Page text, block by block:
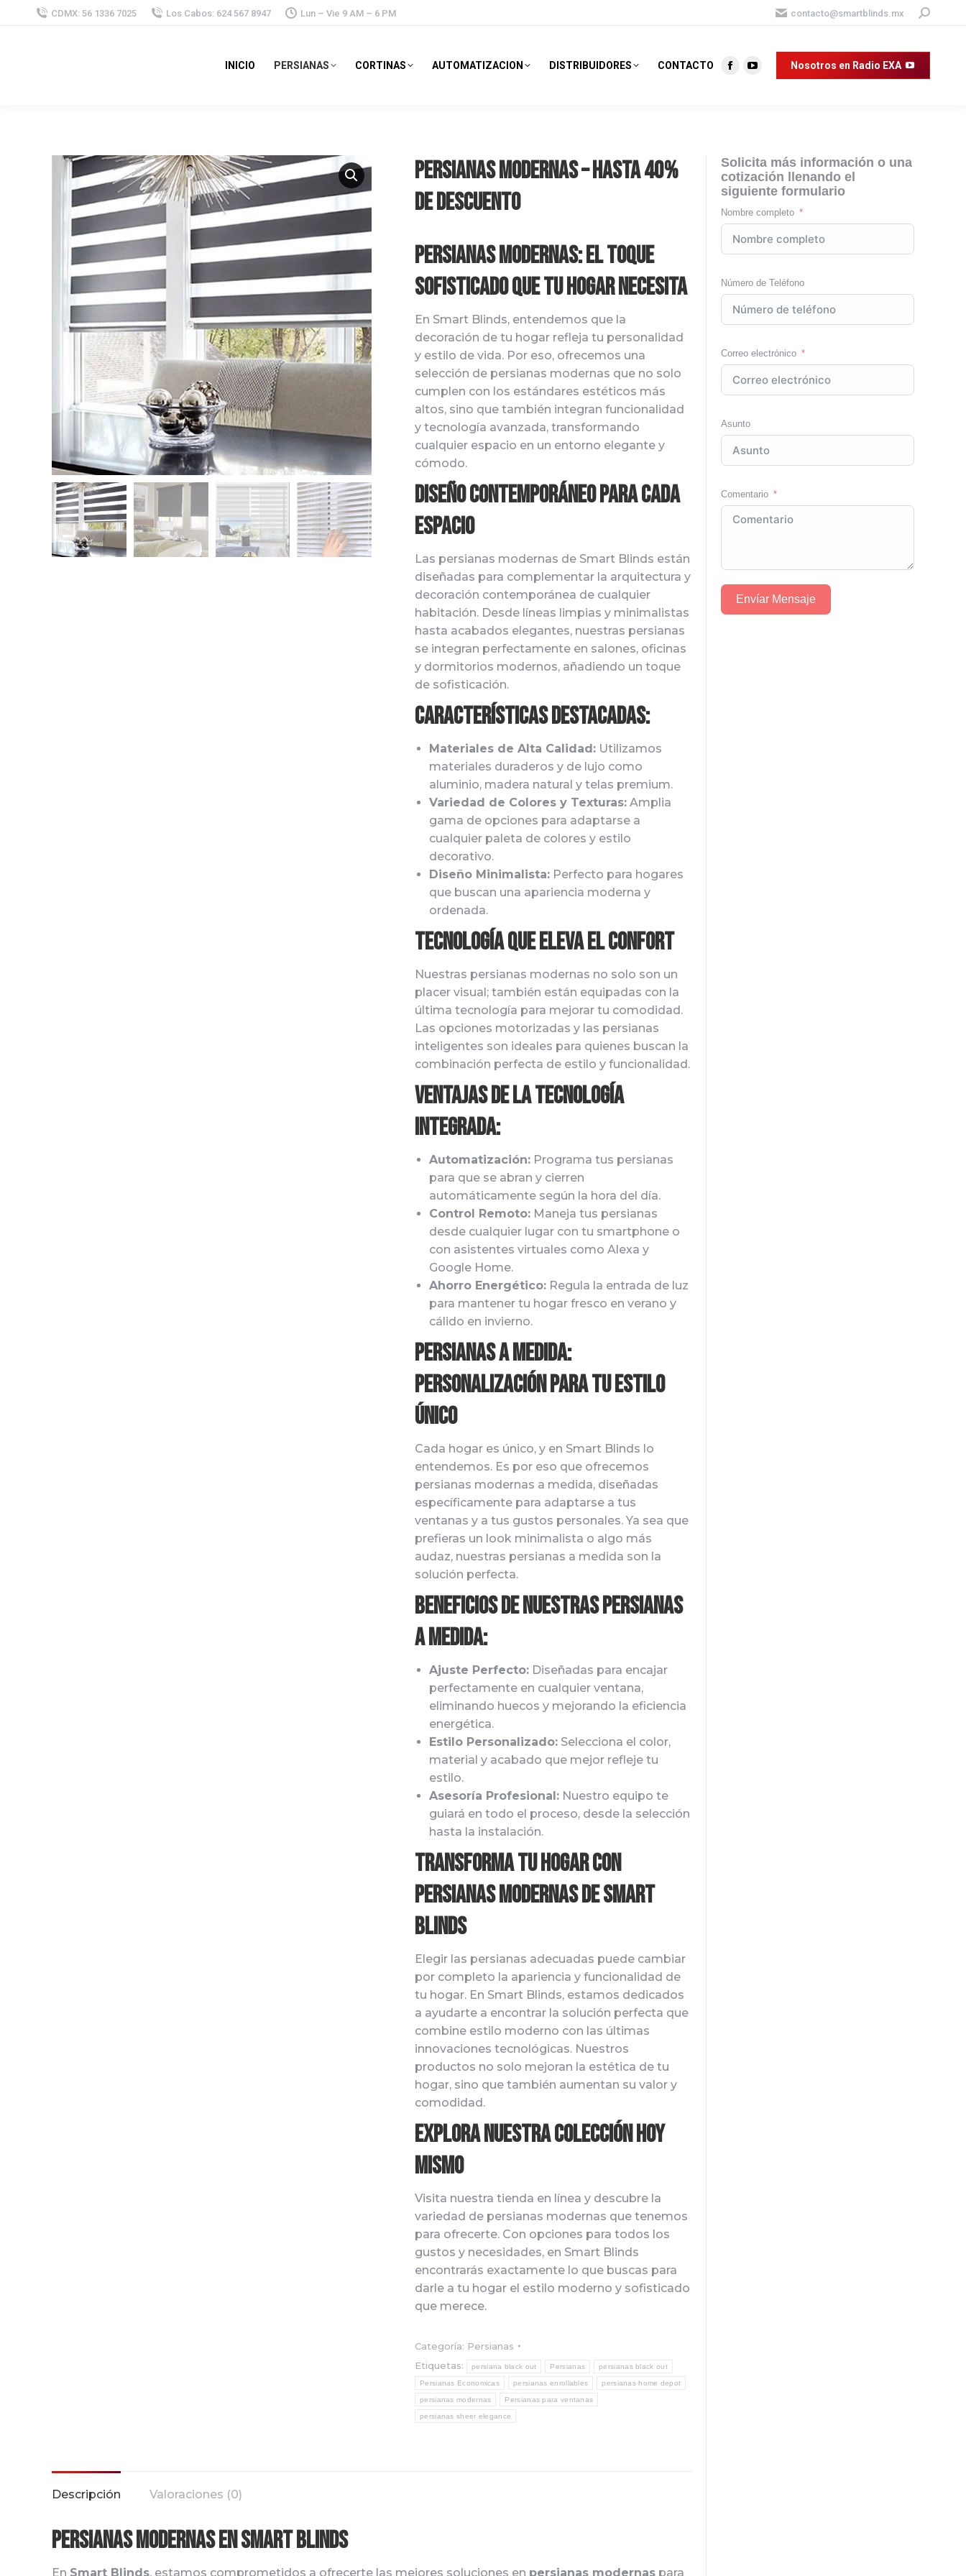
CDMX: 56 1336 7025 Los Cabos: 624 567 8947 Lun – Vie 9 AM – 6 PM contacto@smartblinds.mx Buscar:
INICIO PERSIANAS CORTINAS AUTOMATIZACION DISTRIBUIDORES CONTACTO
Facebook
window
YouTube
window
Nosotros en Radio EXA
Persianas Modernas – Hasta 40%
de descuento
Persianas Modernas: El Toque
Sofisticado que Tu Hogar Necesita
En Smart Blinds, entendemos que la
decoración de tu hogar refleja tu personalidad
y estilo de vida. Por eso, ofrecemos una
selección de persianas modernas que no solo
cumplen con los estándares estéticos más
altos, sino que también integran funcionalidad
y tecnología avanzada, transformando
cualquier espacio en un entorno elegante y
cómodo.
Diseño Contemporáneo para Cada
Espacio
Las persianas modernas de Smart Blinds están
diseñadas para complementar la arquitectura y
decoración contemporánea de cualquier
habitación. Desde líneas limpias y minimalistas
hasta acabados elegantes, nuestras persianas
se integran perfectamente en salones, oficinas
y dormitorios modernos, añadiendo un toque
de sofisticación.
Características Destacadas:
Materiales de Alta Calidad: Utilizamos
materiales duraderos y de lujo como
aluminio, madera natural y telas premium.
Variedad de Colores y Texturas: Amplia
gama de opciones para adaptarse a
cualquier paleta de colores y estilo
decorativo.
Diseño Minimalista: Perfecto para hogares
que buscan una apariencia moderna y
ordenada.
Tecnología que Eleva el Confort
Nuestras persianas modernas no solo son un
placer visual; también están equipadas con la
última tecnología para mejorar tu comodidad.
Las opciones motorizadas y las persianas
inteligentes son ideales para quienes buscan la
combinación perfecta de estilo y funcionalidad.
Ventajas de la Tecnología
Integrada:
Automatización: Programa tus persianas
para que se abran y cierren
automáticamente según la hora del día.
Control Remoto: Maneja tus persianas
desde cualquier lugar con tu smartphone o
con asistentes virtuales como Alexa y
Google Home.
Ahorro Energético: Regula la entrada de luz
para mantener tu hogar fresco en verano y
cálido en invierno.
Persianas a Medida:
Personalización para Tu Estilo
Único
Cada hogar es único, y en Smart Blinds lo
entendemos. Es por eso que ofrecemos
persianas modernas a medida, diseñadas
específicamente para adaptarse a tus
ventanas y a tus gustos personales. Ya sea que
prefieras un look minimalista o algo más
audaz, nuestras persianas a medida son la
solución perfecta.
Beneficios de Nuestras Persianas
a Medida:
Ajuste Perfecto: Diseñadas para encajar
perfectamente en cualquier ventana,
eliminando huecos y mejorando la eficiencia
energética.
Estilo Personalizado: Selecciona el color,
material y acabado que mejor refleje tu
estilo.
Asesoría Profesional: Nuestro equipo te
guiará en todo el proceso, desde la selección
hasta la instalación.
Transforma Tu Hogar con
Persianas Modernas de Smart
Blinds
Elegir las persianas adecuadas puede cambiar
por completo la apariencia y funcionalidad de
tu hogar. En Smart Blinds, estamos dedicados
a ayudarte a encontrar la solución perfecta que
combine estilo moderno con las últimas
innovaciones tecnológicas. Nuestros
productos no solo mejoran la estética de tu
hogar, sino que también aumentan su valor y
comodidad.
Explora Nuestra Colección Hoy
Mismo
Visita nuestra tienda en línea y descubre la
variedad de persianas modernas que tenemos
para ofrecerte. Con opciones para todos los
gustos y necesidades, en Smart Blinds
encontrarás exactamente lo que buscas para
darle a tu hogar el estilo moderno y sofisticado
que merece.
Categoría: Persianas
Etiquetas:
persiana black out Persianas persianas black out
Persianas Economicas persianas enrollables persianas home depot
persianas modernas Persianas para ventanas
persianas sheer elegance
Descripción Valoraciones (0)
Persianas Modernas en Smart Blinds
En Smart Blinds, estamos comprometidos a ofrecerte las mejores soluciones en persianas modernas para
Solicita más información o una
cotización llenando el
siguiente formulario
Nombre completo
Número de Teléfono
Correo electrónico
Asunto
Comentario
Envíar Mensaje